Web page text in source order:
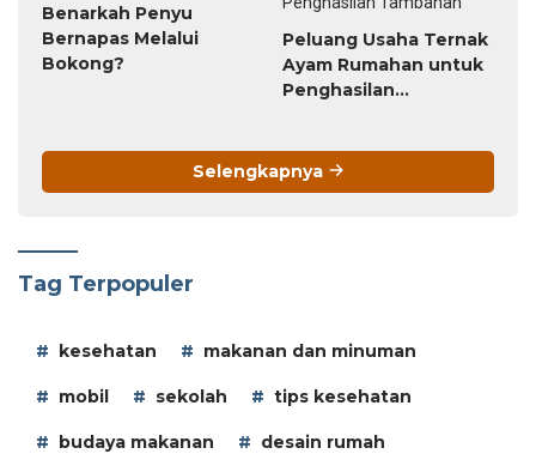
Benarkah Penyu
Bernapas Melalui
Bokong?
Peluang Usaha Ternak
Ayam Rumahan untuk
Penghasilan
Selengkapnya
Tag Terpopuler
kesehatan makanan dan minuman
mobil sekolah tips kesehatan
budaya makanan desain rumah